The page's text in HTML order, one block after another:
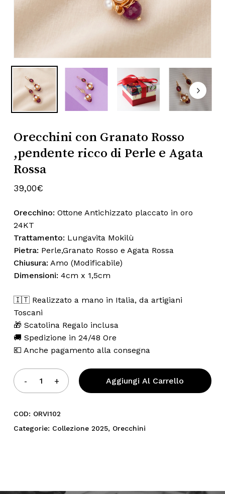
0,00
Visualizza Carrello Pagamento
Orecchini con Granato Rosso
,pendente ricco di Perle e Agata
Rossa
39,00€
Orecchino: Ottone Antichizzato placcato in oro
24KT
Trattamento: Lungavita Mokilù
Pietra: Perle,Granato Rosso e Agata Rossa
Chiusura: Amo (Modificabile)
Dimensioni: 4cm x 1,5cm
🇮🇹 Realizzato a mano in Italia, da artigiani
Toscani
🎁 Scatolina Regalo inclusa
🚚 Spedizione in 24/48 Ore
💶 Anche pagamento alla consegna
Aggiungi Al Carrello
COD: ORVI102
Categorie: Collezione 2025, Orecchini
Email*
Salva il mio nome, email e sito web
in questo browser per la prossima